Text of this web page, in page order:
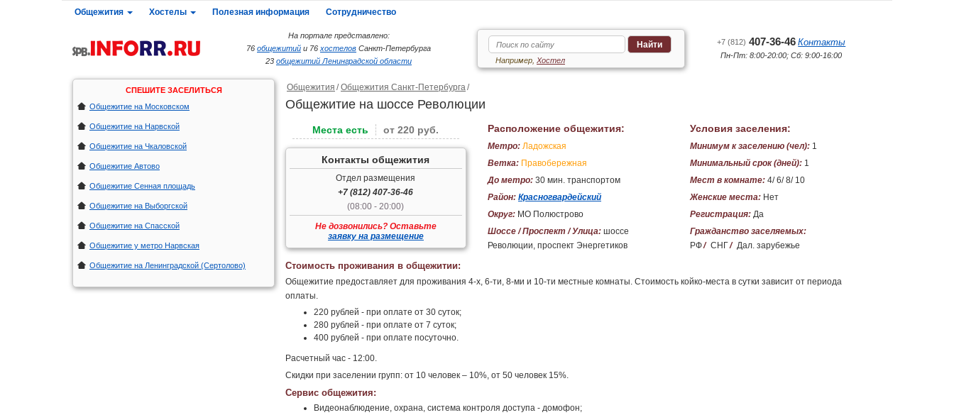
Общежития Хостелы Полезная информация Сотрудничество
На портале представлено:
76 общежитий и 76 хостелов Санкт-Петербурга
23 общежитий Ленинградской области
Найти
Например, Хостел
+7 (812) 407-36-46 Контакты
Пн-Пт: 8:00-20:00; Сб: 9:00-16:00
СПЕШИТЕ ЗАСЕЛИТЬСЯ
Общежитие на Московском
Общежитие на Нарвской
Общежитие на Чкаловской
Общежитие Автово
Общежитие Сенная площадь
Общежитие на Выборгской
Общежитие на Спасской
Общежитие у метро Нарвская
Общежитие на Ленинградской (Сертолово)
Общежития Общежития Санкт-Петербурга
Общежитие на шоссе Революции
Места есть от 220 руб.
Контакты общежития
Отдел размещения
+7 (812) 407-36-46
(08:00 - 20:00)
Не дозвонились? Оставьте
заявку на размещение
Расположение общежития:
Метро:Ладожская
Ветка:Правобережная
До метро:30 мин. транспортом
Район: Красногвардейский
Округ:МО Полюстрово
Шоссе / Проспект / Улица:шоссе
Революции, проспект Энергетиков
Условия заселения:
Минимум к заселению (чел):1
Минимальный срок (дней):1
Мест в комнате:4/ 6/ 8/ 10
Женские места:Нет
Регистрация:Да
Гражданство заселяемых:
РФ/ СНГ/ Дал. зарубежье
Стоимость проживания в общежитии:
Общежитие предоставляет для проживания 4-х, 6-ти, 8-ми и 10-ти местные комнаты. Стоимость койко-места в сутки зависит от периода
оплаты.
220 рублей - при оплате от 30 суток;
280 рублей - при оплате от 7 суток;
400 рублей - при оплате посуточно.
Расчетный час - 12:00.
Скидки при заселении групп: от 10 человек – 10%, от 50 человек 15%.
Сервис общежития:
Видеонаблюдение, охрана, система контроля доступа - домофон;